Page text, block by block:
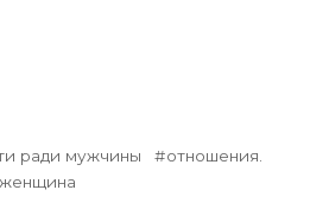
ради мужчины
отношения.
женщина